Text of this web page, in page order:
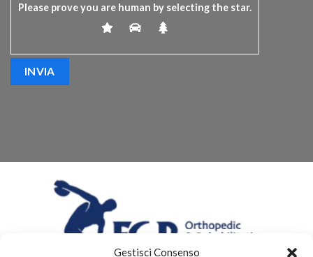
Gestisci Consenso
Please prove you are human by selecting the star.